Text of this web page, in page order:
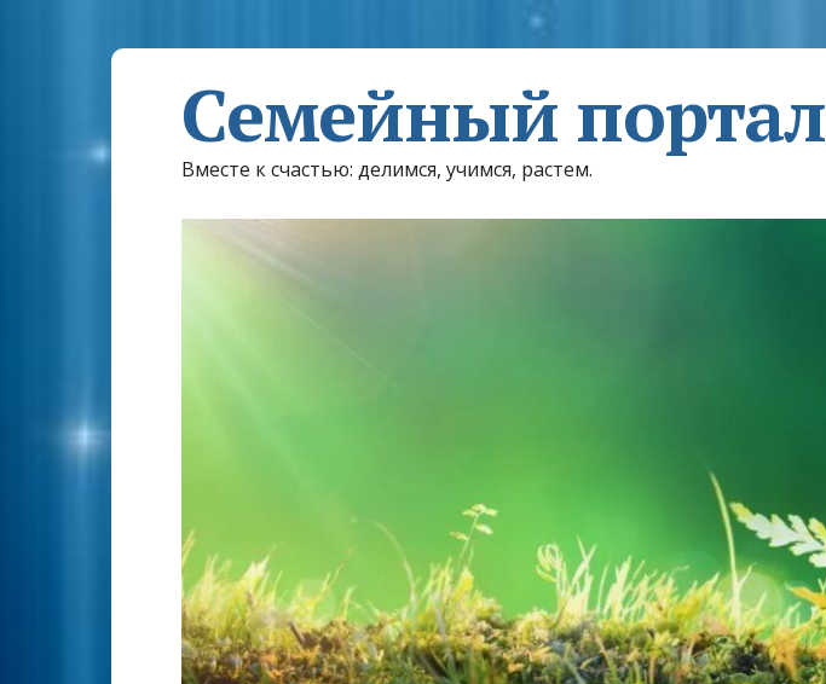
Семейный портал
Вместе к счастью: делимся, учимся, растем.